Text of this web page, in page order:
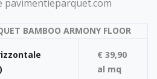
pavimentieparquet.com
BAMBOO ARMONY FLOOR
)
€ 39,90
al mq